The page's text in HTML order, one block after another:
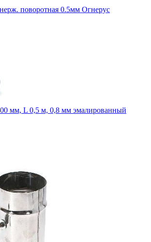
поворотная 0.5мм Огнерус
мм, L 0,5 м, 0,8 мм эмалированный